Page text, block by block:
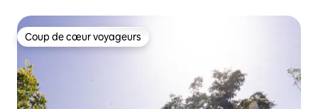
Coup de cœur voyageurs
Coup de cœur voyageurs